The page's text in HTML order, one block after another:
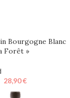
Bourgogne Blanc
Forêt »
28,90€